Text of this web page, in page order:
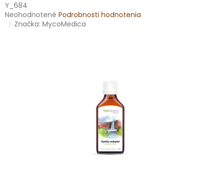
Y_684
Priemerné
hodnotenie
Neohodnotené Podrobnosti hodnotenia
Značka:MycoMedica